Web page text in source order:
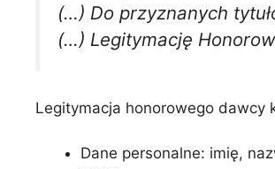
(…) Do przyznanych
(…) Legitymację
Legitymacja honorowego dawcy
Dane personalne: imię,